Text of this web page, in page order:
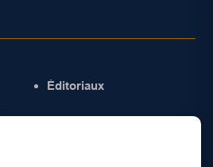
Éditoriaux